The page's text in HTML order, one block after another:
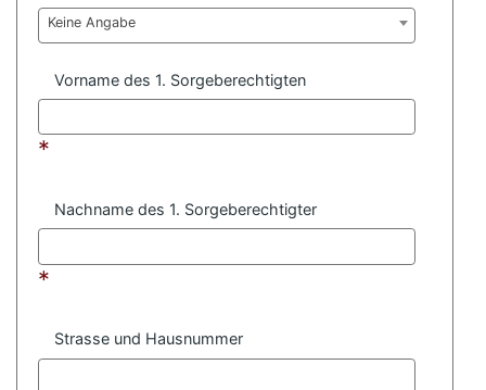
Keine Angabe
Vorname des 1. Sorgeberechtigten
*
Nachname des 1. Sorgeberechtigter
*
Strasse und Hausnummer